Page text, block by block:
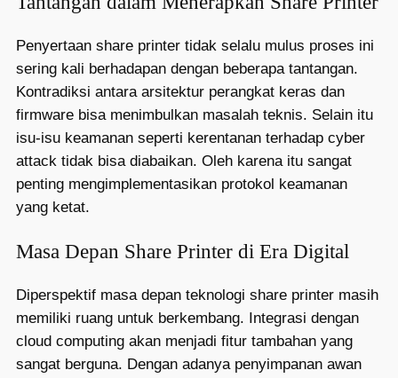
Penyertaan share printer tidak selalu mulus proses ini
sering kali berhadapan dengan beberapa tantangan.
Kontradiksi antara arsitektur perangkat keras dan
firmware bisa menimbulkan masalah teknis. Selain itu
isu-isu keamanan seperti kerentanan terhadap cyber
attack tidak bisa diabaikan. Oleh karena itu sangat
penting mengimplementasikan protokol keamanan
yang ketat.
Masa Depan Share Printer di Era Digital
Diperspektif masa depan teknologi share printer masih
memiliki ruang untuk berkembang. Integrasi dengan
cloud computing akan menjadi fitur tambahan yang
sangat berguna. Dengan adanya penyimpanan awan